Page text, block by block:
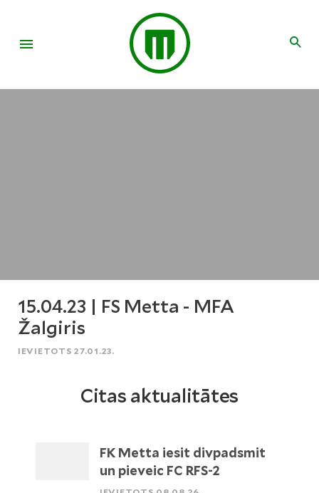
15.04.23 | FS Metta - MFA
Žalgiris
IEVIETOTS 27.01.23.
Citas aktualitātes
FK Metta iesit divpadsmit
un pieveic FC RFS-2